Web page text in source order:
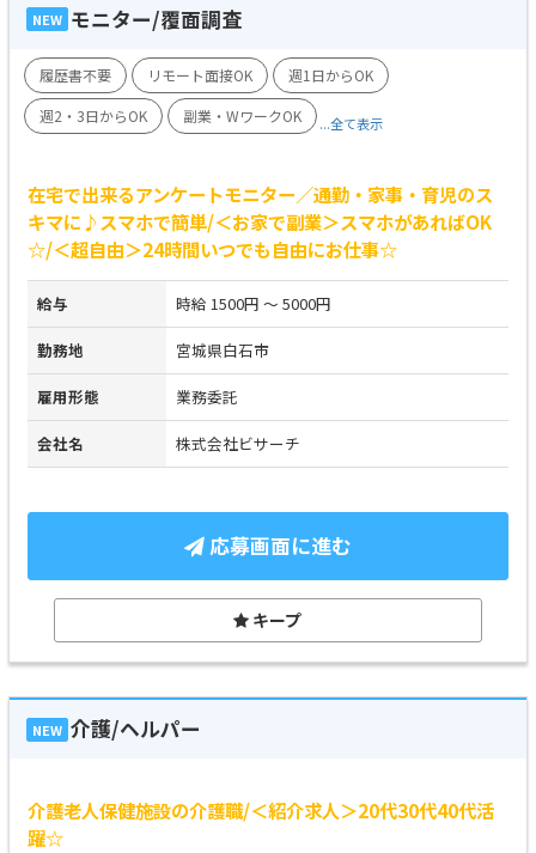
NEW モニター/覆面調査
履歴書不要 リモート面接OK
週1日からOK
週2・3日からOK
副業・WワークOK ...全て表示
在宅で出来るアンケートモニター／通勤・家事・育児のス
キマに♪スマホで簡単/＜お家で副業＞スマホがあればOK
☆/＜超自由＞24時間いつでも自由にお仕事☆
給与 時給 1500円 ～ 5000円
勤務地 宮城県白石市
雇用形態 業務委託
会社名 株式会社ビサーチ
応募画面に進む
キープ
NEW 介護/ヘルパー
介護老人保健施設の介護職/＜紹介求人＞20代30代40代活
躍☆